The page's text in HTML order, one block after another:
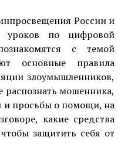
России и
по цифровой
с темой
основные правила
злоумышленников,
мошенника,
и просьбы о помощи, на
какие средства
защитить себя от